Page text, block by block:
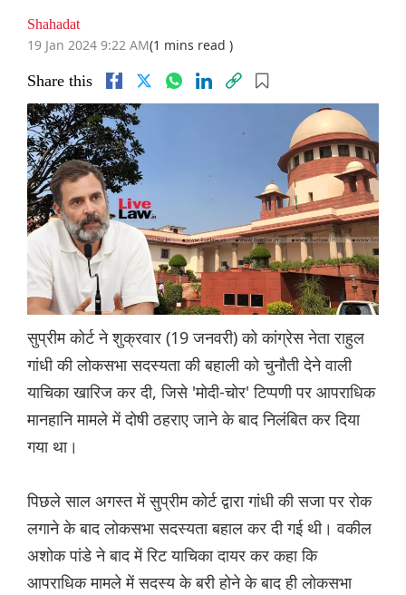
Shahadat
19 Jan 2024 9:22 AM(1 mins read )
Share this
सुप्रीम कोर्ट ने शुक्रवार (19 जनवरी) को कांग्रेस नेता राहुल
गांधी की लोकसभा सदस्यता की बहाली को चुनौती देने वाली
याचिका खारिज कर दी, जिसे 'मोदी-चोर' टिप्पणी पर आपराधिक
मानहानि मामले में दोषी ठहराए जाने के बाद निलंबित कर दिया
गया था।
पिछले साल अगस्त में सुप्रीम कोर्ट द्वारा गांधी की सजा पर रोक
लगाने के बाद लोकसभा सदस्यता बहाल कर दी गई थी। वकील
अशोक पांडे ने बाद में रिट याचिका दायर कर कहा कि
आपराधिक मामले में सदस्य के बरी होने के बाद ही लोकसभा